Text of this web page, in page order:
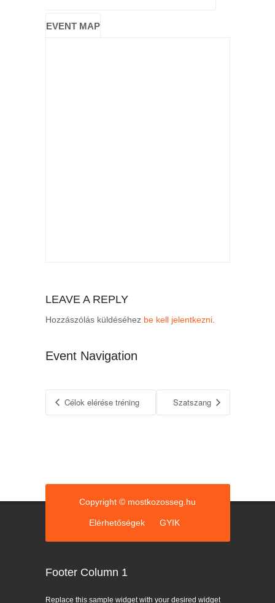
EVENT MAP
LEAVE A REPLY
Hozzászólás küldéséhez be kell jelentkezni.
Event Navigation
Célok elérése tréning Szatszang
Copyright © mostkozosseg.hu
Elérhetőségek GYIK
Footer Column 1
Replace this sample widget with your desired widget